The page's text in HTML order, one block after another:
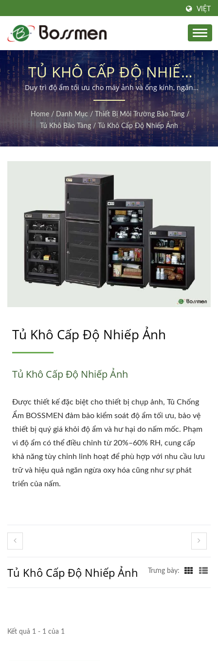
VIỆT
TỦ KHÔ CẤP ĐỘ NHIẾP
ẢNH
Duy trì độ ẩm tối ưu cho máy ảnh và ống kính, ngăn
ngừa nấm mốc và bảo vệ hiệu suất quang học.
Home / Danh Mục / Thiết Bị Môi Trường Bảo Tàng /
Tủ Khô Bảo Tàng / Tủ Khô Cấp Độ Nhiếp Ảnh
Tủ Khô Cấp Độ Nhiếp Ảnh
Tủ Khô Cấp Độ Nhiếp Ảnh
Được thiết kế đặc biệt cho thiết bị chụp ảnh, Tủ Chống
Ẩm BOSSMEN đảm bảo kiểm soát độ ẩm tối ưu, bảo vệ
thiết bị quý giá khỏi độ ẩm và hư hại do nấm mốc. Phạm
vi độ ẩm có thể điều chỉnh từ 20%–60% RH, cung cấp
khả năng tùy chỉnh linh hoạt để phù hợp với nhu cầu lưu
trữ và hiệu quả ngăn ngừa oxy hóa cũng như sự phát
triển của nấm.
Tủ Khô Cấp Độ Nhiếp Ảnh Trưng bày:
Kết quả 1 - 1 của 1